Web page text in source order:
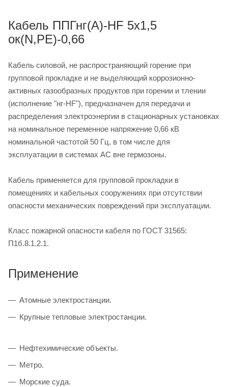
Кабель ППГнг(А)-HF 5х1,5
ок(N,PE)-0,66
Кабель силовой, не распространяющий горение при
групповой прокладке и не выделяющий коррозионно-
активных газообразных продуктов при горении и тлении
(исполнение "нг-HF"), предназначен для передачи и
распределения электроэнергии в стационарных установках
на номинальное переменное напряжение 0,66 кВ
номинальной частотой 50 Гц, в том числе для
эксплуатации в системах АС вне гермозоны.
Кабель применяется для групповой прокладки в
помещениях и кабельных сооружениях при отсутствии
опасности механических повреждений при эксплуатации.
Класс пожарной опасности кабеля по ГОСТ 31565:
П1б.8.1.2.1.
Применение
Атомные электростанции.
Крупные тепловые электростанции.
Нефтехимические объекты.
Метро.
Морские суда.